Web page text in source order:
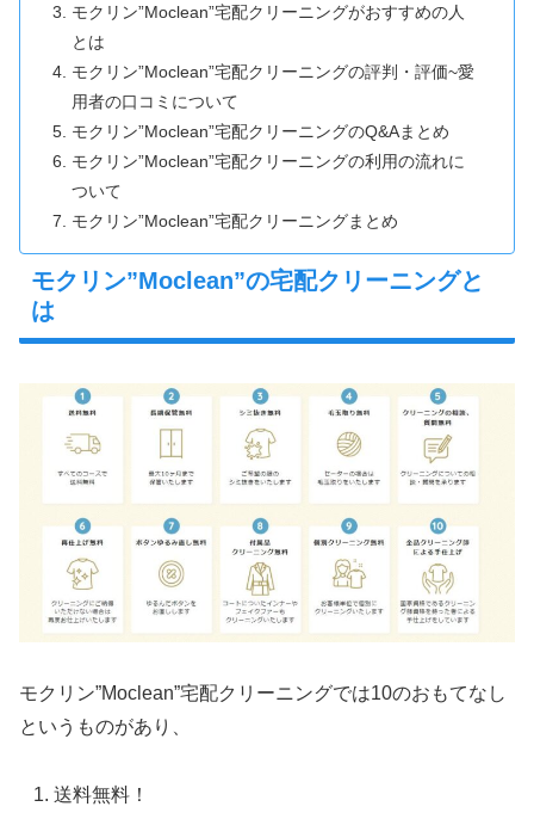
モクリン”Moclean”宅配クリーニングがおすすめの人
とは
モクリン”Moclean”宅配クリーニングの評判・評価~愛
用者の口コミについて
モクリン”Moclean”宅配クリーニングのQ&Aまとめ
モクリン”Moclean”宅配クリーニングの利用の流れに
ついて
モクリン”Moclean”宅配クリーニングまとめ
モクリン”Moclean”の宅配クリーニングと
は
モクリン”Moclean”宅配クリーニングでは10のおもてなし
というものがあり、
送料無料！